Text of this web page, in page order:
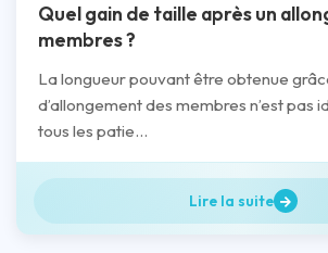
Quel gain de taille après un
membres ?
La longueur pouvant être obtenue
d’allongement des membres n’est pas
tous les patie...
Lire la suite